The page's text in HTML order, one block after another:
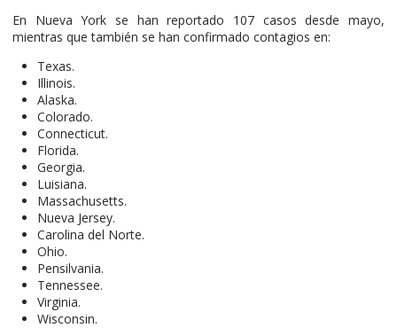
En Nueva York se han reportado 107 casos desde mayo,
mientras que también se han confirmado contagios en:
Texas.
Illinois.
Alaska.
Colorado.
Connecticut.
Florida.
Georgia.
Luisiana.
Massachusetts.
Nueva Jersey.
Carolina del Norte.
Ohio.
Pensilvania.
Tennessee.
Virginia.
Wisconsin.